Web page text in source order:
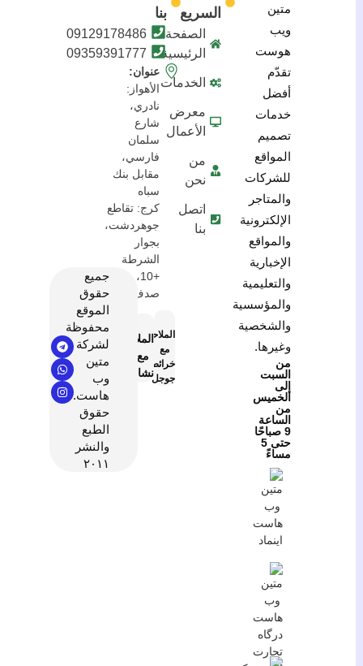
متين
ويب
هوست
تقدّم
أفضل
خدمات
تصميم
المواقع
للشركات
والمتاجر
الإلكترونية
والمواقع
الإخبارية
والتعليمية
والمؤسسية
والشخصية
وغيرها.
من
السبت
إلى
الخميس
من
الساعة
9 صباحًا
حتى 5
مساءً
السريع
الصفحة
الرئيسية
الخدمات
معرض
الأعمال
من
نحن
اتصل
بنا
بنا
09129178486
09359391777
عنوان:
الأهواز:
نادري،
شارع
سلمان
فارسي،
مقابل بنك
سباه
كرج: تقاطع
جوهردشت،
بجوار
الشرطة
+10، مبنى
صدف
الملاحة
مع
خرائط
جوجل
الملاحة
مع
نشان
جميع
حقوق
الموقع
محفوظة
لشركة
متين
وب
هاست.
حقوق
الطبع
والنشر
٢٠١١